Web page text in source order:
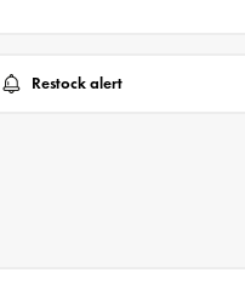
Restock alert